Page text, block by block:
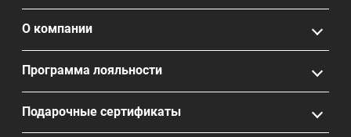
О компании
Программа лояльности
Подарочные сертификаты